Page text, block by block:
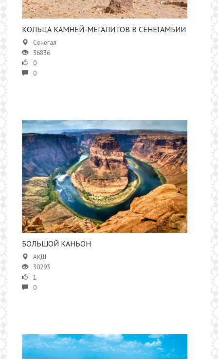
КОЛЬЦА КАМНЕЙ-МЕГАЛИТОВ В СЕНЕГАМБИИ
Сенегал
36836
0
0
​БОЛЬШОЙ КАНЬОН
АҚШ
30293
1
0